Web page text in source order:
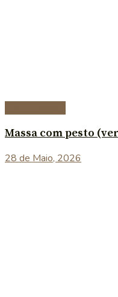
Massa com pesto
28 de Maio, 2026